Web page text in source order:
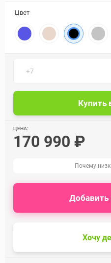
Цвет
ЦЕНА:
170 990 ₽
Почему
Хочу
Добавить